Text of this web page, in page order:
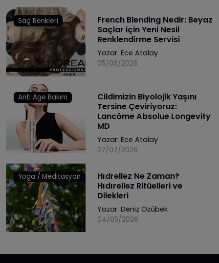
Saç Renkleri
French Blending Nedir: Beyaz
Saçlar için Yeni Nesil
Renklendirme Servisi
Yazar: Ece Atalay
05/06/2026
Anti Age Bakım
Cildimizin Biyolojik Yaşını
Tersine Çeviriyoruz:
Lancôme Absolue Longevity
MD
Yazar: Ece Atalay
27/07/2026
Yoga / Meditasyon
Hıdrellez Ne Zaman?
Hıdırellez Ritüelleri ve
Dilekleri
Yazar: Deniz Özübek
04/05/2026